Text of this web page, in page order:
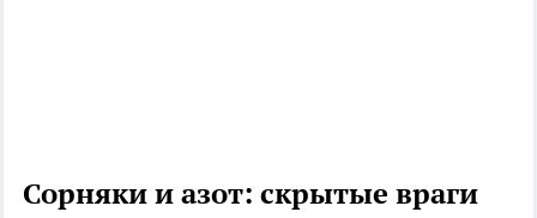
Сорняки и азот: скрытые враги